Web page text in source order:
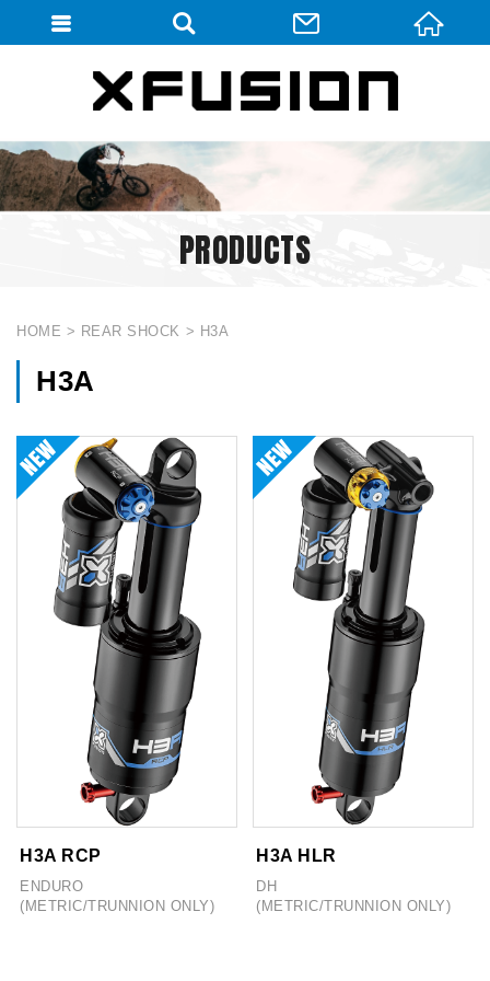
PRODUCTS
HOME REAR SHOCK H3A
H3A
H3A RCP
ENDURO
(METRIC/TRUNNION ONLY)
H3A HLR
DH
(METRIC/TRUNNION ONLY)
會員登入(燈箱)
加入會員
忘記密碼
密碼修改
個人資料修改